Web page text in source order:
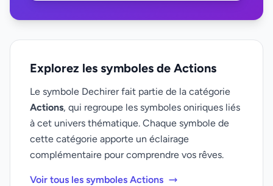
Explorez les symboles de Actions
Le symbole Dechirer fait partie de la catégorie
Actions, qui regroupe les symboles oniriques liés
à cet univers thématique. Chaque symbole de
cette catégorie apporte un éclairage
complémentaire pour comprendre vos rêves.
Voir tous les symboles Actions